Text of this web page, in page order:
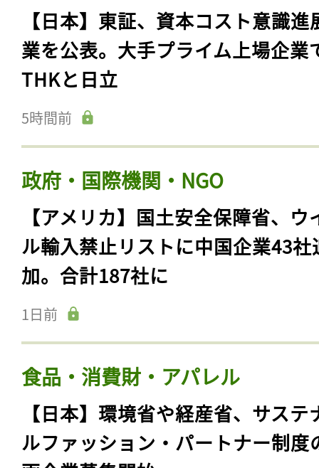
【日本】東証、資本コスト意識進
業を公表。大手プライム上場企業
THKと日立
5時間前
政府・国際機関・NGO
【アメリカ】国土安全保障省、ウ
ル輸入禁止リストに中国企業43社
加。合計187社に
1日前
食品・消費財・アパレル
【日本】環境省や経産省、サステ
ルファッション・パートナー制度